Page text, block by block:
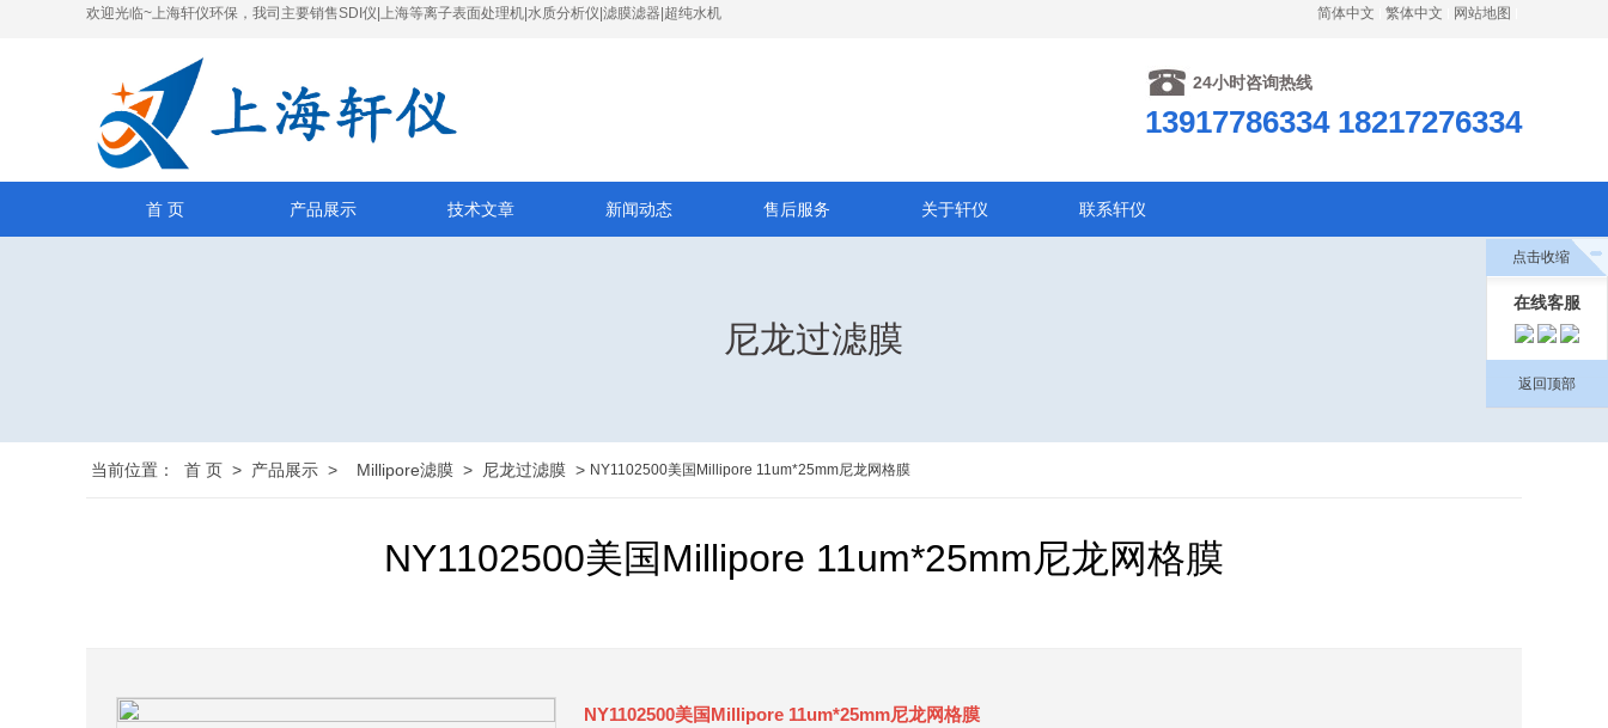
欢迎光临~上海轩仪环保，我司主要销售SDI仪|上海等离子表面处理机|水质分析仪|滤膜滤器|超纯水机 简体中文 繁体中文 网站地图
24小时咨询热线
13917786334 18217276334
首 页 产品展示 技术文章 新闻动态 售后服务 关于轩仪 联系轩仪
尼龙过滤膜
当前位置： 首 页 > 产品展示 > Millipore滤膜 > 尼龙过滤膜 > NY1102500美国Millipore 11um*25mm尼龙网格膜
NY1102500美国Millipore 11um*25mm尼龙网格膜
NY1102500美国Millipore 11um*25mm尼龙网格膜
点击收缩
在线客服
返回顶部